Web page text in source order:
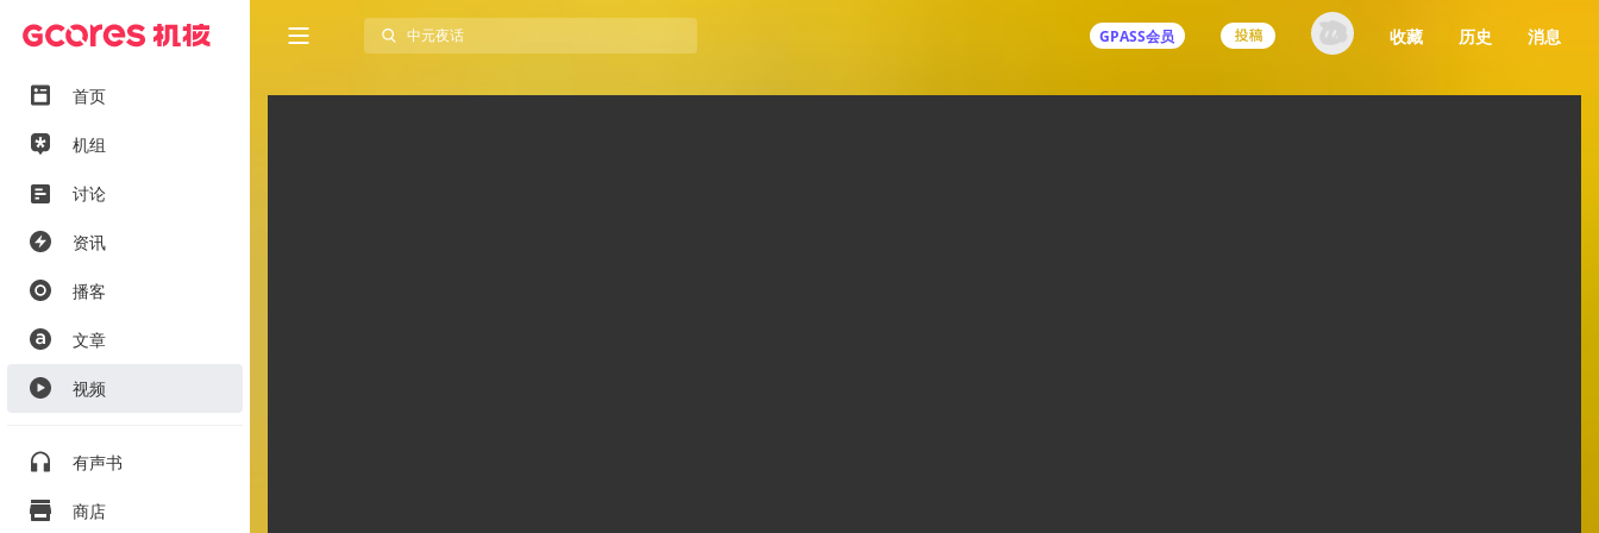
首页
机组
讨论
资讯
播客
文章
视频
有声书
商店
GPASS会员 收藏 历史 消息